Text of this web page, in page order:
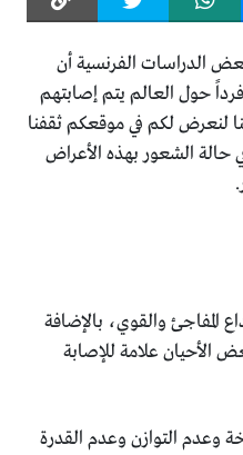
الدراسات الفرنسية أن
حول العالم يتم إصابتهم
لنعرض لكم في موقعكم ثقفنا
حالة الشعور بهذه الأعراض
المفاجئ والقوي، بالإضافة
الأحيان علامة للإصابة
وعدم التوازن وعدم القدرة